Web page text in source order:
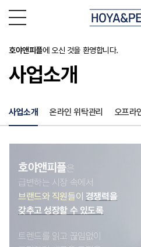
호야앤피플에 오신 것을 환영합니다.
사업소개
사업소개 온라인 위탁관리 오프라
호야앤피플은
급변하는 시장 속에서
브랜드와 직원들이 경쟁력을
갖추고 성장할 수 있도록
트렌드를 읽고 끊임없이